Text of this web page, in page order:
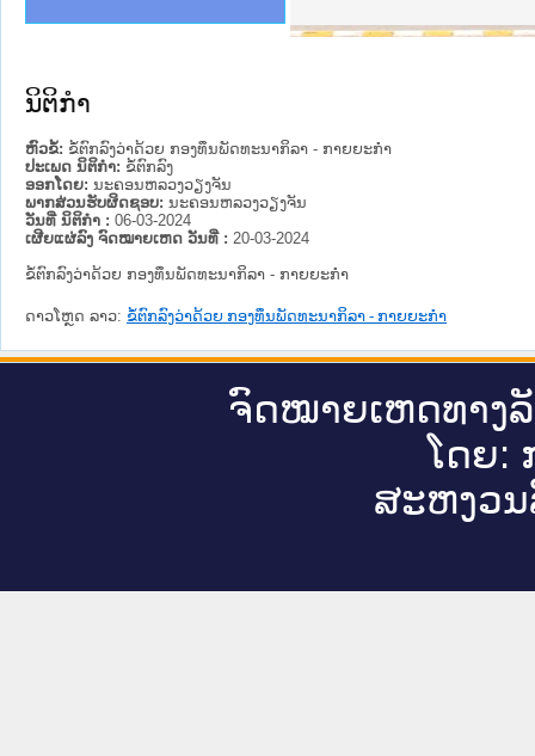
າຊົນ ພາກເໜືອ
ການ
ກາງ
ໃຕ້
ຕຳຫຼວດປະຊາຊົນ
ສັນຕິບານປະຊາຊົນ
ກເໜືອ
າຊົນ ພາກກາງ
ນິຕິກໍາ
ຫົວຂໍ້: ຂໍ້ຕົກລົງວ່າດ້ວຍ ກອງທຶນພັດທະນາກິລາ - ກາຍຍະກຳ
ປະເພດ ນິຕິກໍາ: ຂໍ້ຕົກລົງ
ອອກໂດຍ: ນະ​ຄອນ​ຫລວງວຽງຈັນ
ພາກສ່ວນຮັບຜິດຊອບ: ນະ​ຄອນ​ຫລວງວຽງຈັນ
ວັນທີ່ ນິຕິກໍາ : 06-03-2024
ເຜີຍແຜ່ລົງ ຈົດໝາຍເຫດ ວັນທີ່ : 20-03-2024
ຂໍ້ຕົກລົງວ່າດ້ວຍ ກອງທຶນພັດທະນາກິລາ - ກາຍຍະກຳ
ດາວໂຫຼດ ລາວ: ຂໍ້ຕົກລົງວ່າດ້ວຍ ກອງທຶນພັດທະນາກິລາ - ກາຍຍະກຳ
ຈົດ​ໝາຍ​ເຫດ​ທາງ​
ໂດຍ:
ສະ​ຫງວນ​